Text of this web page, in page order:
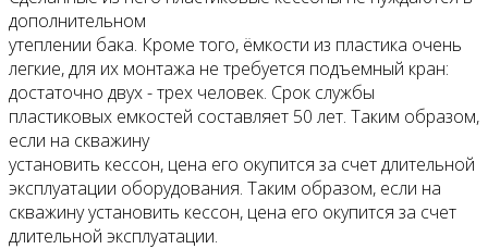
дополнительном
утеплении бака. Кроме того, ёмкости из пластика очень
легкие, для их монтажа не требуется подъемный кран:
достаточно двух - трех человек. Срок службы
пластиковых емкостей составляет 50 лет. Таким образом,
если на скважину
установить кессон, цена его окупится за счет длительной
эксплуатации оборудования. Таким образом, если на
скважину установить кессон, цена его окупится за счет
длительной эксплуатации.